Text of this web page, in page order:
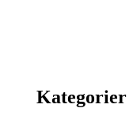
Kategorier